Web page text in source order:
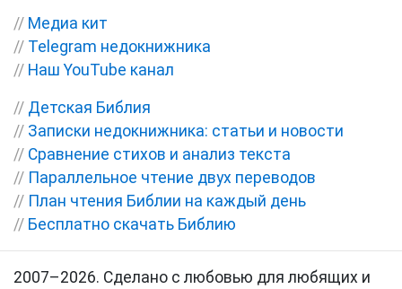
// Медиа кит
// Telegram недокнижника
// Наш YouTube канал
// Детская Библия
// Записки недокнижника: статьи и новости
// Сравнение стихов и анализ текста
// Параллельное чтение двух переводов
// План чтения Библии на каждый день
// Бесплатно скачать Библию
2007–2026. Сделано с любовью для любящих и